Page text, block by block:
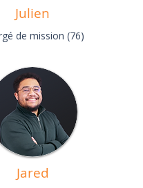
Julien
de mission (76)
Jared